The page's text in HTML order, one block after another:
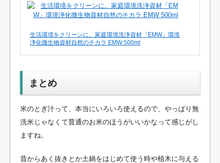
生活環境をクリーンに。家庭環境洗浄資材「EMW」環境
浄化微生物資材自然のチカラ EMW 500ml
まとめ
米のとぎ汁って、本当にいろいろ使えるので、やっぱり無
洗米じゃなくて普通のお米のほうがいいかなって感じがし
ますね。
昔からあく抜きとか土鍋をはじめて使う時や植木に与える